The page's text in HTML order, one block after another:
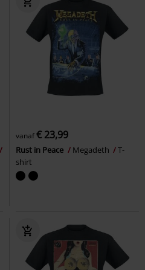
vanaf€ 23,99
Rust in Peace Megadeth
T-
shirt